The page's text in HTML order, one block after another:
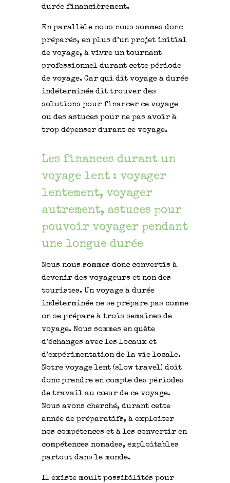
durée financièrement.
En parallèle nous nous sommes donc
préparés, en plus d’un projet initial
de voyage, à vivre un tournant
professionnel durant cette période
de voyage. Car qui dit voyage à durée
indéterminée dit trouver des
solutions pour financer ce voyage
ou des astuces pour ne pas avoir à
trop dépenser durant ce voyage.
Les finances durant un
voyage lent : voyager
lentement, voyager
autrement, astuces pour
pouvoir voyager pendant
une longue durée
Nous nous sommes donc convertis à
devenir des voyageurs et non des
touristes. Un voyage à durée
indéterminée ne se prépare pas comme
on se prépare à trois semaines de
voyage. Nous sommes en quête
d’échanges avec les locaux et
d’expérimentation de la vie locale.
Notre voyage lent (slow travel) doit
donc prendre en compte des périodes
de travail au cœur de ce voyage.
Nous avons cherché, durant cette
année de préparatifs, à exploiter
nos compétences et à les convertir en
compétences nomades, exploitables
partout dans le monde.
Il existe moult possibilités pour